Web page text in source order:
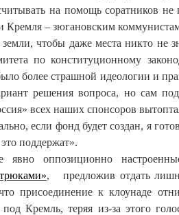
на помощь соратников не
Кремля – зюгановским
чтобы даже места никто не
по конституционному
более страшной идеологии и
решения вопроса, но сам
всех наших спонсоров
если фонд будет создан, я
поддержат».
явно оппозиционно
, предложив отдать
присоединение к клоунаде
Кремль, теряя из-за этого